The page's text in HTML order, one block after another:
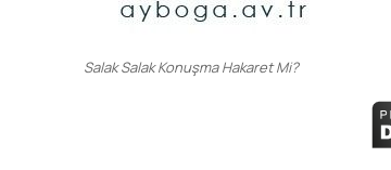
Salak Salak Konuşma Hakaret Mi?